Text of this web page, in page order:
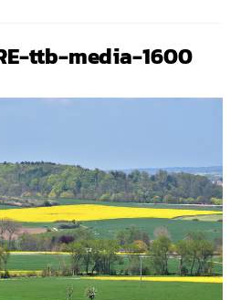
ttb-media-1600